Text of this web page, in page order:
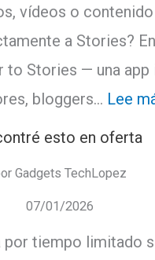
vídeos o
a Stories?
to Stories — una app
bloggers… Lee
esto en oferta
Gadgets TechLopez
07/01/2026
por tiempo limitado